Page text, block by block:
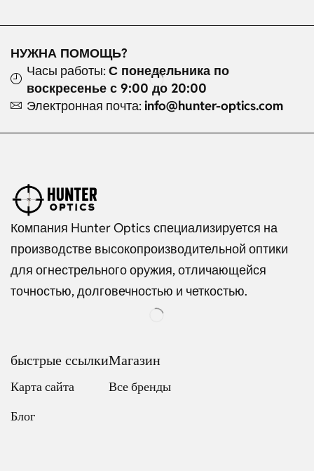
НУЖНА ПОМОЩЬ?
Часы работы: С понедельника по
воскресенье с 9:00 до 20:00
Электронная почта: info@hunter-optics.com
Компания Hunter Optics специализируется на
производстве высокопроизводительной оптики
для огнестрельного оружия, отличающейся
точностью, долговечностью и четкостью.
быстрые ссылки
Карта сайта
Блог
Магазин
Все бренды